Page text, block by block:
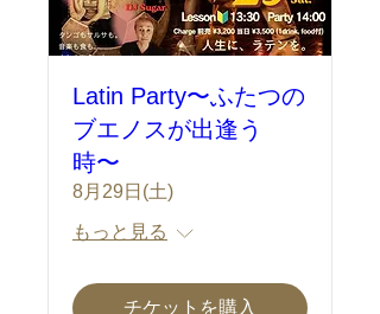
Latin Party〜ふたつの
ブエノスが出逢う
時〜
8月29日(土)
もっと見る
チケットを購入